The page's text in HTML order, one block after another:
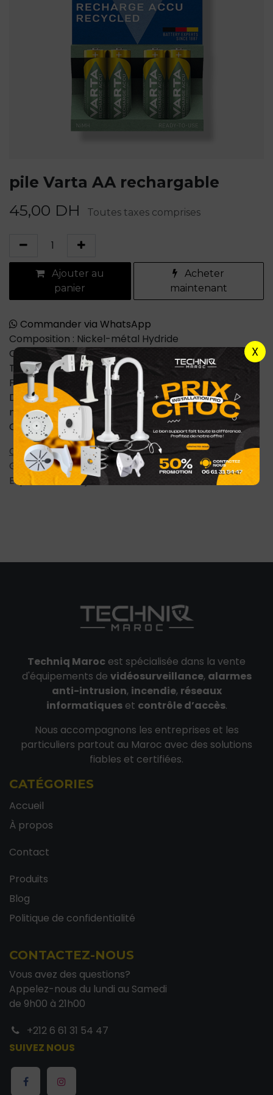
X
pile Varta AA rechargable
45,00 DH Toutes taxes comprises
Ajouter au
panier
Acheter
maintenant
Commander via WhatsApp
Composition : Nickel-métal Hydride
Capacité de l’accumulateur : 2,1 Ah
Tension : 1.2 V
Format des piles : AA
Diamètre de la pile : 14.5 mm, hauteur de la pile : 50.5
mm
Conditionnement : vendues par 4, déjà chargées
Conditions générales
Garantie satisfait ou remboursé de 7 jours
Expédition : 2-4 jours ouvrables
Techniq Maroc est spécialisée dans la vente
d'équipements de vidéosurveillance, alarmes
anti-intrusion, incendie, réseaux
informatiqueset contrôle d’accès.
Nous accompagnons les entreprises et les
particuliers partout au Maroc avec des solutions
fiables et certifiées.
CATÉGORIES
Accueil
À propos
Contact
Produits
Blog
Politique de confidentialité
CONTACTEZ-NOUS
Vous avez des questions?
Appelez-nous du lundi au Samedi
de 9h00 à 21h00
+212 6 61 31 54 47
SUIVEZ NOUS